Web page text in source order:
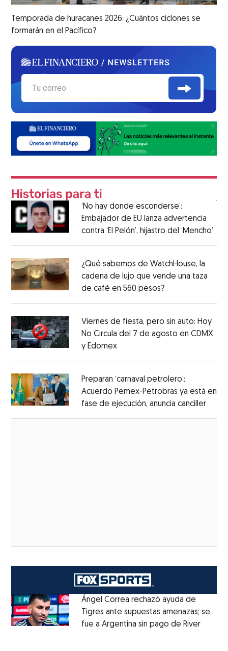
Temporada de huracanes 2026: ¿Cuántos ciclones se
formarán en el Pacífico?
‘No hay donde esconderse’:
Embajador de EU lanza advertencia
contra ‘El Pelón’, hijastro del ‘Mencho’
¿Qué sabemos de WatchHouse, la
cadena de lujo que vende una taza
de café en 560 pesos?
Viernes de fiesta, pero sin auto: Hoy
No Circula del 7 de agosto en CDMX
y Edomex
Preparan ‘carnaval petrolero’:
Acuerdo Pemex-Petrobras ya está en
fase de ejecución, anuncia canciller
Ángel Correa rechazó ayuda de
Tigres ante supuestas amenazas; se
fue a Argentina sin pago de RiverOpens